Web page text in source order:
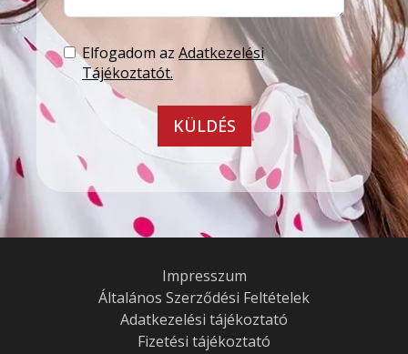
Elfogadom az Adatkezelési
Tájékoztatót.
KÜLDÉS
Impresszum
Általános Szerződési Feltételek
Adatkezelési tájékoztató
Fizetési tájékoztató